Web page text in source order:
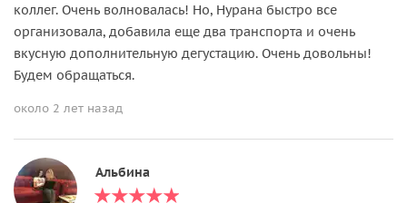
коллег. Очень волновалась! Но, Нурана быстро все
организовала, добавила еще два транспорта и очень
вкусную дополнительную дегустацию. Очень довольны!
Будем обращаться.
около 2 лет назад
Альбина